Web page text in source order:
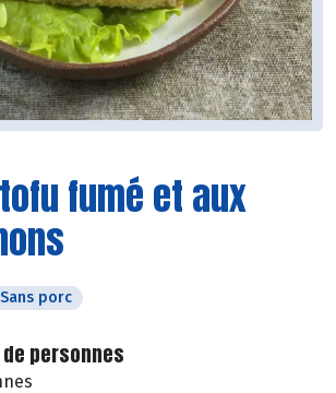
fumé et aux
Sans porc
de personnes